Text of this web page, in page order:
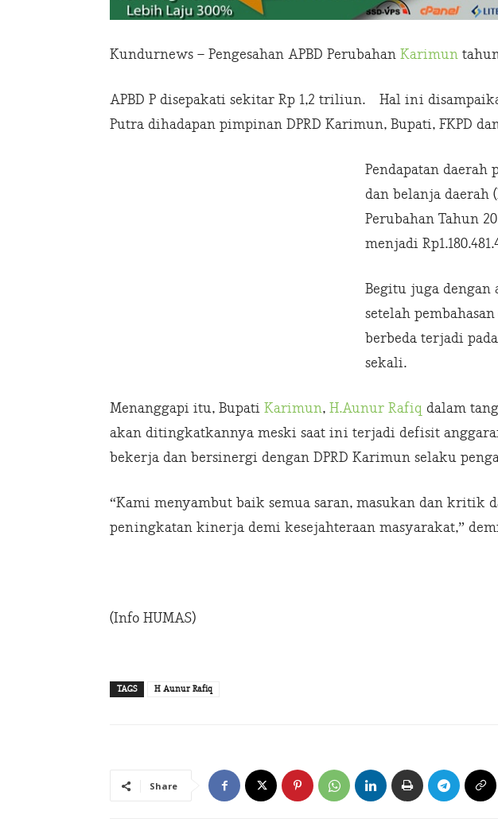
Kundurnews – Pengesahan APBD Perubahan Karimun
APBD P disepakati sekitar Rp 1,2 triliun. Hal ini
Putra dihadapan pimpinan DPRD Karimun, Bupati, FKPD
Pendapatan daerah
dan belanja daerah
Perubahan Tahun
menjadi
Begitu juga dengan
setelah
berbeda terjadi
sekali.
Menanggapi itu, Bupati Karimun, H.Aunur Rafiq dalam
akan ditingkatkannya meski saat ini terjadi defisit
bekerja dan bersinergi dengan DPRD Karimun selaku
“Kami menyambut baik semua saran, masukan dan
peningkatan kinerja demi kesejahteraan masyarakat,”
(Info HUMAS)
TAGS H Aunur Rafiq
Share